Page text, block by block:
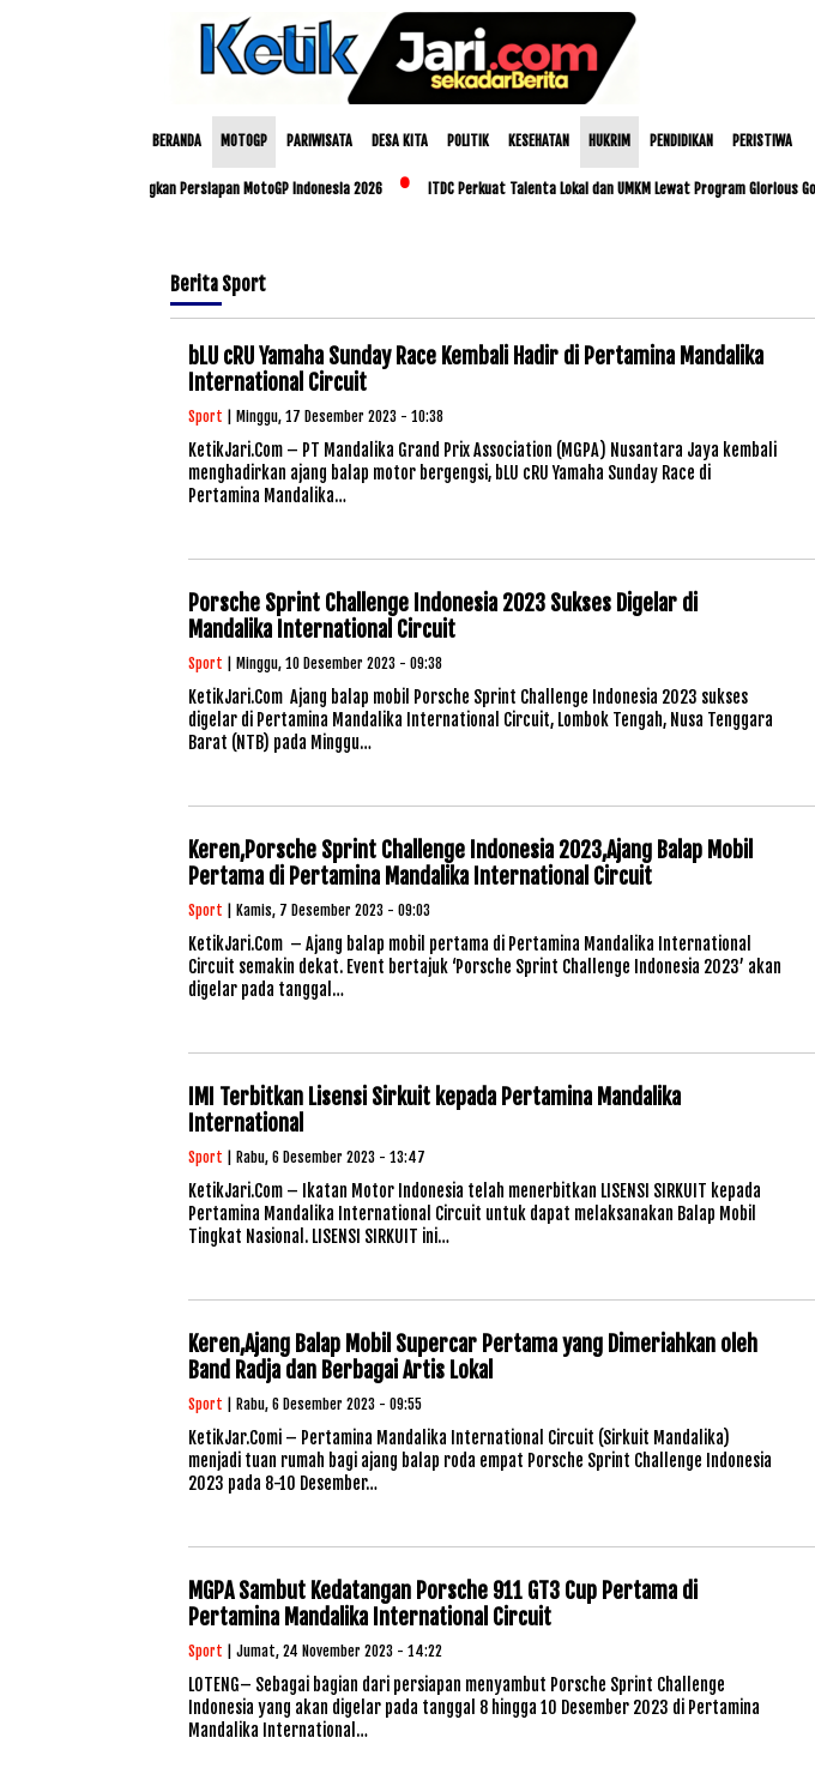
BERANDA MOTOGP PARIWISATA DESA KITA POLITIK KESEHATAN HUKRIM PENDIDIKAN PERISTIWA
NTB Matangkan Persiapan MotoGP Indonesia 2026 ITDC Perkuat Talenta Lokal dan UMKM Lewat Program Glorious Golo Mori
Berita Sport
bLU cRU Yamaha Sunday Race Kembali Hadir di Pertamina Mandalika
International Circuit
Sport | Minggu, 17 Desember 2023 - 10:38
KetikJari.Com – PT Mandalika Grand Prix Association (MGPA) Nusantara Jaya kembali
menghadirkan ajang balap motor bergengsi, bLU cRU Yamaha Sunday Race di
Pertamina Mandalika…
Porsche Sprint Challenge Indonesia 2023 Sukses Digelar di
Mandalika International Circuit
Sport | Minggu, 10 Desember 2023 - 09:38
KetikJari.Com Ajang balap mobil Porsche Sprint Challenge Indonesia 2023 sukses
digelar di Pertamina Mandalika International Circuit, Lombok Tengah, Nusa Tenggara
Barat (NTB) pada Minggu…
Keren,Porsche Sprint Challenge Indonesia 2023,Ajang Balap Mobil
Pertama di Pertamina Mandalika International Circuit
Sport | Kamis, 7 Desember 2023 - 09:03
KetikJari.Com – Ajang balap mobil pertama di Pertamina Mandalika International
Circuit semakin dekat. Event bertajuk ‘Porsche Sprint Challenge Indonesia 2023’ akan
digelar pada tanggal…
IMI Terbitkan Lisensi Sirkuit kepada Pertamina Mandalika
International
Sport | Rabu, 6 Desember 2023 - 13:47
KetikJari.Com – Ikatan Motor Indonesia telah menerbitkan LISENSI SIRKUIT kepada
Pertamina Mandalika International Circuit untuk dapat melaksanakan Balap Mobil
Tingkat Nasional. LISENSI SIRKUIT ini…
Keren,Ajang Balap Mobil Supercar Pertama yang Dimeriahkan oleh
Band Radja dan Berbagai Artis Lokal
Sport | Rabu, 6 Desember 2023 - 09:55
KetikJar.Comi – Pertamina Mandalika International Circuit (Sirkuit Mandalika)
menjadi tuan rumah bagi ajang balap roda empat Porsche Sprint Challenge Indonesia
2023 pada 8-10 Desember…
MGPA Sambut Kedatangan Porsche 911 GT3 Cup Pertama di
Pertamina Mandalika International Circuit
Sport | Jumat, 24 November 2023 - 14:22
LOTENG– Sebagai bagian dari persiapan menyambut Porsche Sprint Challenge
Indonesia yang akan digelar pada tanggal 8 hingga 10 Desember 2023 di Pertamina
Mandalika International…